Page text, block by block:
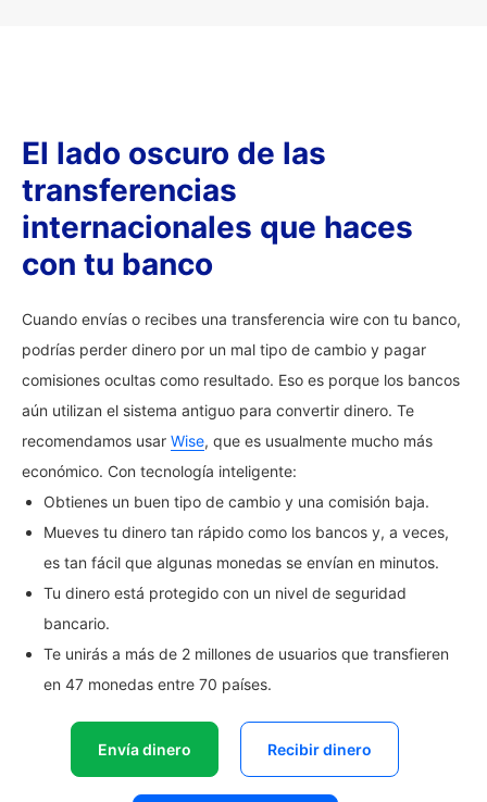
El lado oscuro de las
transferencias
internacionales que haces
con tu banco
Cuando envías o recibes una transferencia wire con tu banco,
podrías perder dinero por un mal tipo de cambio y pagar
comisiones ocultas como resultado. Eso es porque los bancos
aún utilizan el sistema antiguo para convertir dinero. Te
recomendamos usar Wise, que es usualmente mucho más
económico. Con tecnología inteligente:
Obtienes un buen tipo de cambio y una comisión baja.
Mueves tu dinero tan rápido como los bancos y, a veces,
es tan fácil que algunas monedas se envían en minutos.
Tu dinero está protegido con un nivel de seguridad
bancario.
Te unirás a más de 2 millones de usuarios que transfieren
en 47 monedas entre 70 países.
Envía dinero Recibir dinero